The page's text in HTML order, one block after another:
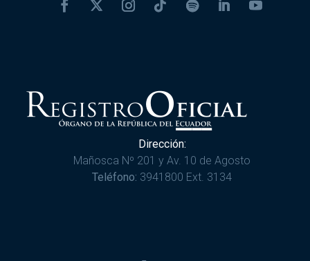
Dirección:
Mañosca Nº 201 y Av. 10 de Agosto
Teléfono: 3941800 Ext. 3134